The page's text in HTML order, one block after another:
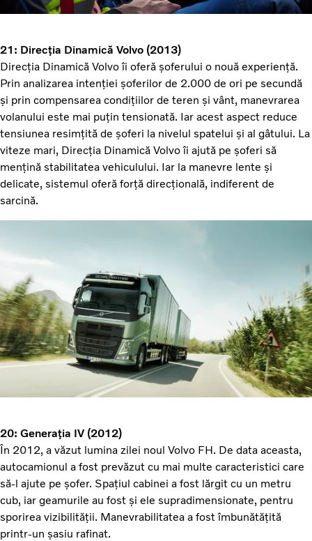
21: Direcția Dinamică Volvo (2013)
Direcția Dinamică Volvo îi oferă șoferului o nouă experiență.
Prin analizarea intenției șoferilor de 2.000 de ori pe secundă
și prin compensarea condițiilor de teren și vânt, manevrarea
volanului este mai puțin tensionată. Iar acest aspect reduce
tensiunea resimțită de șoferi la nivelul spatelui și al gâtului. La
viteze mari, Direcția Dinamică Volvo îi ajută pe șoferi să
mențină stabilitatea vehiculului. Iar la manevre lente și
delicate, sistemul oferă forță direcțională, indiferent de
sarcină.
20: Generația IV (2012)
În 2012, a văzut lumina zilei noul Volvo FH. De data aceasta,
autocamionul a fost prevăzut cu mai multe caracteristici care
să-l ajute pe șofer. Spațiul cabinei a fost lărgit cu un metru
cub, iar geamurile au fost și ele supradimensionate, pentru
sporirea vizibilității. Manevrabilitatea a fost îmbunătățită
printr-un șasiu rafinat.